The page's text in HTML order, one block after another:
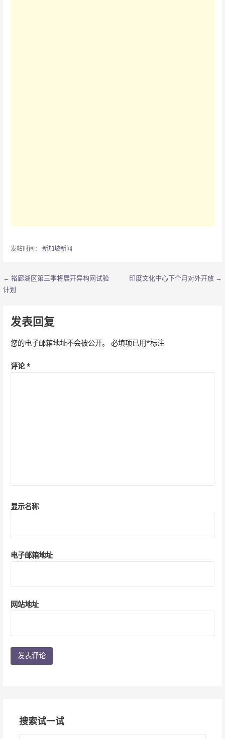
发帖时间： 新加坡新闻
文
导
航
← 裕廊湖区第三季将展开异构网试验
计划
印度文化中心下个月对外开放 →
发表回复
您的电子邮箱地址不会被公开。 必填项已用*标注
评论*
显示名称
电子邮箱地址
网站地址
搜索试一试